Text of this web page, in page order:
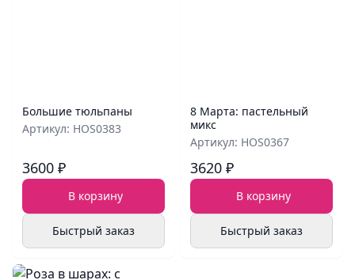
Большие тюльпаны
Артикул: HOS0383
3600 ₽
В корзину
Быстрый заказ
8 Марта: пастельный
микс
Артикул: HOS0367
3620 ₽
В корзину
Быстрый заказ